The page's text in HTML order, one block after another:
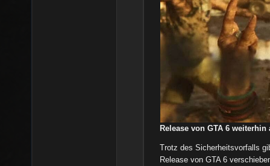
Release von GTA 6 weiterhin
Trotz des Sicherheitsvorfalls
Release von GTA 6